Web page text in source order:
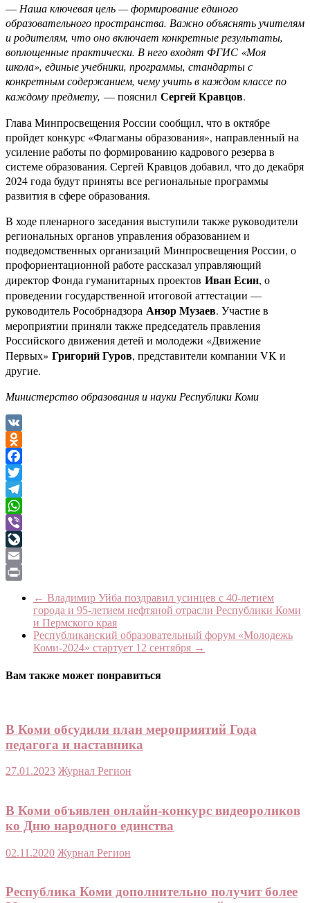
—Наша ключевая цель — формирование единого
образовательного пространства. Важно объяснять учителям
и родителям, что оно включает конкретные результаты,
воплощенные практически. В него входят ФГИС «Моя
школа», единые учебники, программы, стандарты с
конкретным содержанием, чему учить в каждом классе по
каждому предмету, — пояснил Сергей Кравцов.
Глава Минпросвещения России сообщил, что в октябре
пройдет конкурс «Флагманы образования», направленный на
усиление работы по формированию кадрового резерва в
системе образования. Сергей Кравцов добавил, что до декабря
2024 года будут приняты все региональные программы
развития в сфере образования.
В ходе пленарного заседания выступили также руководители
региональных органов управления образованием и
подведомственных организаций Минпросвещения России, о
профориентационной работе рассказал управляющий
директор Фонда гуманитарных проектов Иван Есин, о
проведении государственной итоговой аттестации —
руководитель Рособрнадзора Анзор Музаев. Участие в
мероприятии приняли также председатель правления
Российского движения детей и молодежи «Движение
Первых» Григорий Гуров, представители компании VK и
другие.
Министерство образования и науки Республики Коми
VK
Odnoklassniki
Facebook
Twitter
Telegram
WhatsApp
Viber
LiveJournal
Email
← Владимир Уйба поздравил усинцев с 40-летием
города и 95-летием нефтяной отрасли Республики Коми
и Пермского края
Республиканский образовательный форум «Молодежь
Коми-2024» стартует 12 сентября →
Вам также может понравиться
В Коми обсудили план мероприятий Года
педагога и наставника
27.01.2023 Журнал Регион
В Коми объявлен онлайн-конкурс видеороликов
ко Дню народного единства
02.11.2020 Журнал Регион
Республика Коми дополнительно получит более